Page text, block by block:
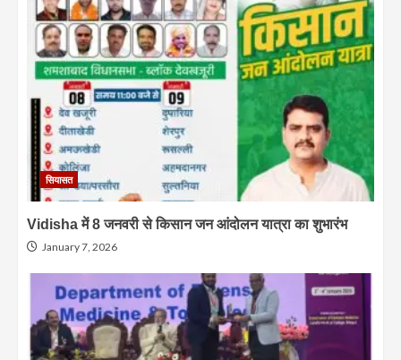
सियासत
Vidisha में 8 जनवरी से किसान जन आंदोलन यात्रा का शुभारंभ
January 7, 2026